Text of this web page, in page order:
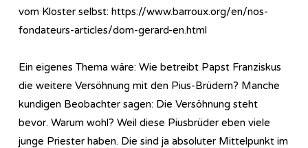
vom Kloster selbst: https://www.barroux.org/en/nos-
fondateurs-articles/dom-gerard-en.html
Ein eigenes Thema wäre: Wie betreibt Papst Franziskus
die weitere Versöhnung mit den Pius-Brüdern? Manche
kundigen Beobachter sagen: Die Versöhnung steht
bevor. Warum wohl? Weil diese Piusbrüder eben viele
junge Priester haben. Die sind ja absoluter Mittelpunkt im